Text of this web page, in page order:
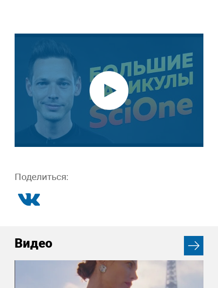
Поделиться:
Видео